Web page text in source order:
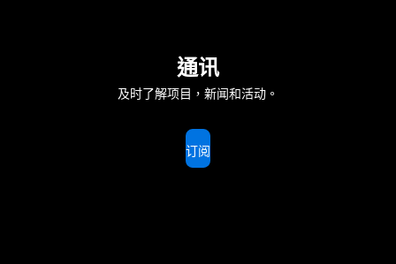
通讯
及时了解项目，新闻和活动。
订阅